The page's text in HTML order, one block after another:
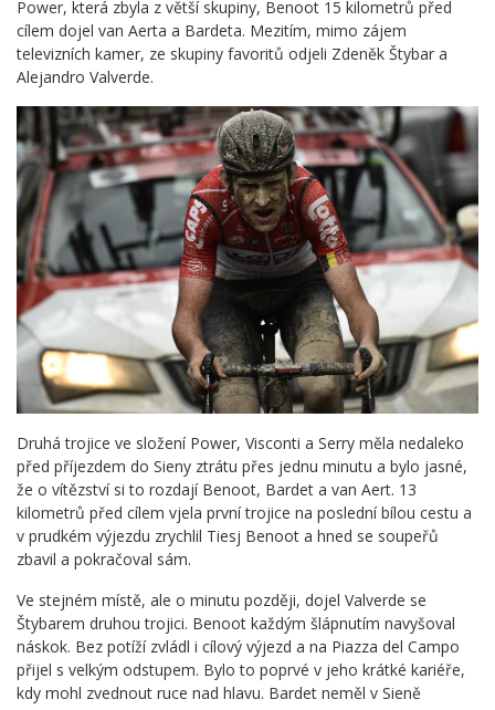
Power, která zbyla z větší skupiny, Benoot 15 kilometrů před
cílem dojel van Aerta a Bardeta. Mezitím, mimo zájem
televizních kamer, ze skupiny favoritů odjeli Zdeněk Štybar a
Alejandro Valverde.
Druhá trojice ve složení Power, Visconti a Serry měla nedaleko
před příjezdem do Sieny ztrátu přes jednu minutu a bylo jasné,
že o vítězství si to rozdají Benoot, Bardet a van Aert. 13
kilometrů před cílem vjela první trojice na poslední bílou cestu a
v prudkém výjezdu zrychlil Tiesj Benoot a hned se soupeřů
zbavil a pokračoval sám.
Ve stejném místě, ale o minutu později, dojel Valverde se
Štybarem druhou trojici. Benoot každým šlápnutím navyšoval
náskok. Bez potíží zvládl i cílový výjezd a na Piazza del Campo
přijel s velkým odstupem. Bylo to poprvé v jeho krátké kariéře,
kdy mohl zvednout ruce nad hlavu. Bardet neměl v Sieně